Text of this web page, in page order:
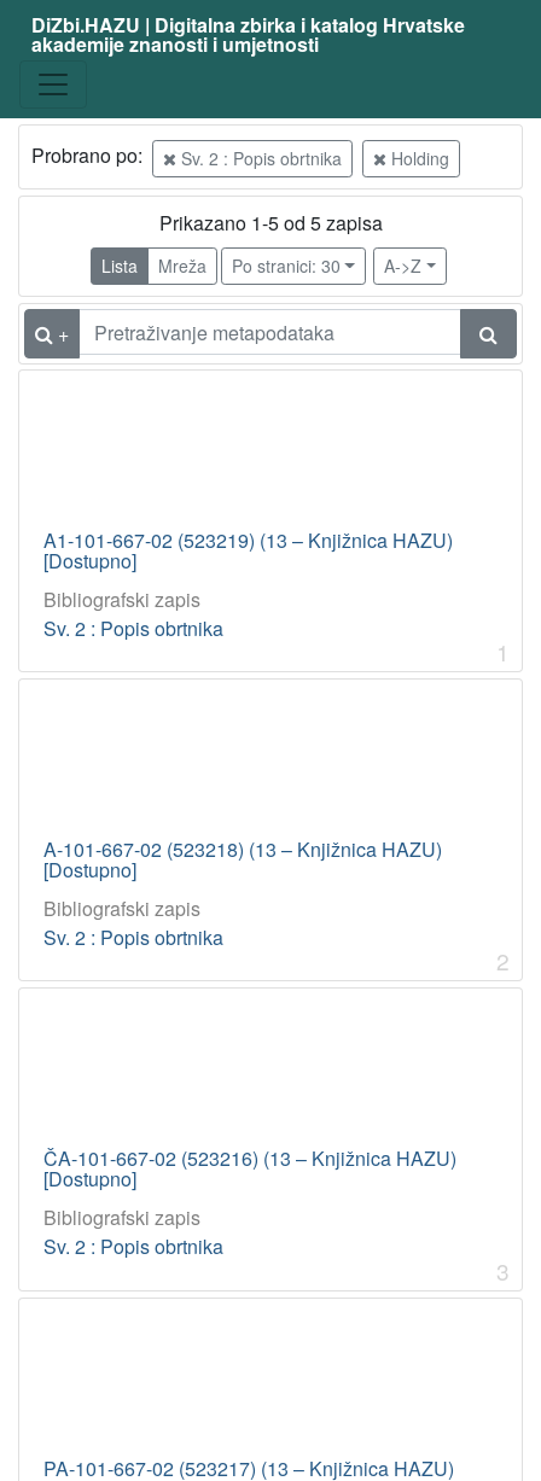
DiZbi.HAZU | Digitalna zbirka i katalog Hrvatske
akademije znanosti i umjetnosti
Probrano po: Sv. 2 : Popis obrtnika Holding
Prikazano 1-5 od 5 zapisa
Lista Mreža Po stranici: 30 A->Z
+
A1-101-667-02 (523219) (13 – Knjižnica HAZU)
[Dostupno]
Bibliografski zapis
Sv. 2 : Popis obrtnika
1
A-101-667-02 (523218) (13 – Knjižnica HAZU)
[Dostupno]
Bibliografski zapis
Sv. 2 : Popis obrtnika
2
ČA-101-667-02 (523216) (13 – Knjižnica HAZU)
[Dostupno]
Bibliografski zapis
Sv. 2 : Popis obrtnika
3
PA-101-667-02 (523217) (13 – Knjižnica HAZU)